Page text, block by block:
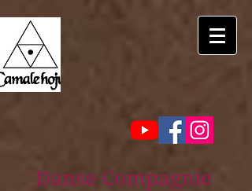
Danse Compagnie